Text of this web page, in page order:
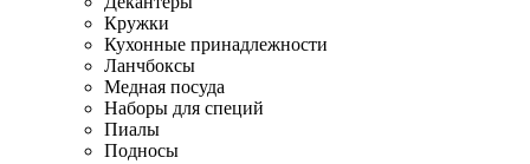
Кружки
Кухонные принадлежности
Ланчбоксы
Медная посуда
Наборы для специй
Пиалы
Подносы